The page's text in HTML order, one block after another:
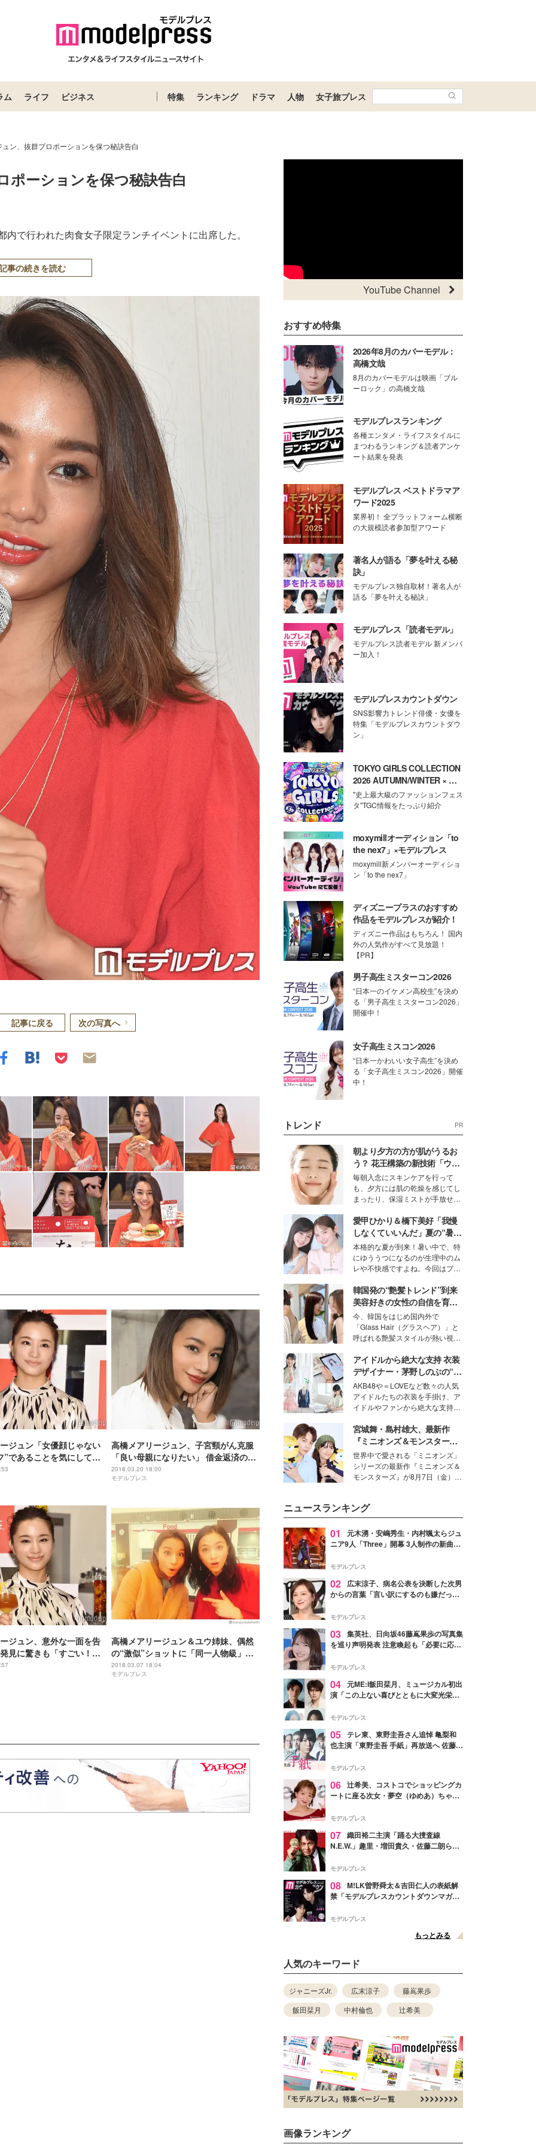
ム ライフ ビジネス 特集 ランキング ドラマ 人物 女子旅プレス
ン、抜群プロポーションを保つ秘訣告白
ポーションを保つ秘訣告白
で行われた肉食女子限定ランチイベントに出席した。
事の続きを読む
記事に戻る 次の写真へ
ジュン「女優顔じゃない
”であることを気にしてい
なった出会い語る
高橋メアリージュン、子宮頸がん克服
「良い母親になりたい」 借金返済のた
め今もお小遣い制…赤裸々告白に込め
た思いとは＜モデルプレスインタビュ
2018.03.20 18:00
モデルプレス
ジュン、意外な一面を告
見に驚きも「すごい！新
高橋メアリージュン＆ユウ姉妹、偶然
の“激似”ショットに「同一人物級」の
声
2018.03.07 18:04
モデルプレス
YouTube Channel
おすすめ特集
2026年8月のカバーモデル：
高橋文哉
8月のカバーモデルは映画「ブル
ーロック」の高橋文哉
モデルプレスランキング
各種エンタメ・ライフスタイルに
まつわるランキング＆読者アンケ
ート結果を発表
モデルプレス ベストドラマア
ワード2025
業界初！ 全プラットフォーム横断
の大規模読者参加型アワード
著名人が語る「夢を叶える秘
訣」
モデルプレス独自取材！著名人が
語る「夢を叶える秘訣」
モデルプレス「読者モデル」
モデルプレス読者モデル 新メンバ
ー加入！
モデルプレスカウントダウン
SNS影響力トレンド俳優・女優を
特集「モデルプレスカウントダウ
ン」
TOKYO GIRLS COLLECTION
2026 AUTUMN/WINTER × モ
デルプレス
"史上最大級のファッションフェス
タ"TGC情報をたっぷり紹介
moxymillオーディション「to
the nex7」×モデルプレス
moxymill新メンバーオーディショ
ン「to the nex7」
ディズニープラスのおすすめ
作品をモデルプレスが紹介！
ディズニー作品はもちろん！ 国内
外の人気作がすべて見放題！
【PR】
男子高生ミスターコン2026
“日本一のイケメン高校生”を決め
る「男子高生ミスターコン2026」
開催中！
女子高生ミスコン2026
“日本一かわいい女子高生”を決め
る「女子高生ミスコン2026」開催
中！
トレンド PR
朝より夕方の方が肌がうるお
う？ 花王構築の新技術「ウォ
ーターキャプチャリングスキ
ン（捕水肌）」がスキンケア
の常識を変える予感
毎朝入念にスキンケアを行って
も、夕方には肌の乾燥を感じてし
まったり、保湿ミストが手放せな
な美容の常識を大きく変える可能
性を秘めた、革新的な「Water
Capturing Skin（ウォーターキャ
プチャリングスキン：捕水肌）」
技術を、花王が構築した。
愛甲ひかり＆橋下美好「我慢
しなくていいんだ」夏の“暑さ
対策”の新しい選択肢とは？
本格的な夏が到来！暑い中で、特
にゆううつになるのが生理中のム
レや不快感ですよね。今回はプラ
モデル・愛甲ひかりさんと橋下美
好さんを迎えて本音で女子会トー
ク。猛暑のお出かけを快適に過ご
すヒントや、2人が感動した夏の
生理の新常識にも迫りました。
韓国発の“艶髪トレンド”到来
美容好きの女性の自信を育む
「ヘアケア事情」って？
今、韓国をはじめ国内外で
「Glass Hair（グラスヘア）」と
呼ばれる艶髪スタイルが熱い視線
ションの完成度を高めるベースと
して、“髪そのものの美しさ”に改
めて注目する人が増えている様
子。今回は、そんな憧れの艶やか
な髪を日常で叶える、美容好きの
女性たちのヘアケア事情を紹介し
ます。
アイドルから絶大な支持 衣装
デザイナー・茅野しのぶの“可
愛い”を作る美学＜「シチズン
クロスシー」インタビュー＞
AKB48や＝LOVEなど数々の人気
アイドルたちの衣装を手掛け、ア
イドルやファンから絶大な支持を
取締役兼クリエイティブディレク
ター・茅野しのぶ。一人ひとりの
個性に寄り添い、魅力を引き出す
衣装作りは、多くの女性たちに勇
気と自信を与え続けている。
宮城舞・島村雄大、最新作
『ミニオンズ＆モンスター
ズ』の魅力熱弁 ハチャメチャ
だけじゃない“友情と絆”に感
動
世界中で愛される「ミニオンズ」
シリーズの最新作『ミニオンズ＆
モンスターズ』が8月7日（金）に
デルの宮城舞と島村雄大の特別対
談をお届け！それぞれの視点か
ら、今作ならではの魅力や予想外
の感動をもたらす奥深いストーリ
た。
ニュースランキング
01
元木湧・安嶋秀生・内村颯太らジュ
ニア9人「Three」開幕 3人制作の新曲＆
進んで夢を掴みたい」【ゲネプロレポ】
モデルプレス
02
広末涼子、病名公表を決断した次男
からの言葉「言い訳にするのも嫌だっ
モデルプレス
03 集英社、日向坂46藤嶌果歩の写真集
を巡り声明発表 注意喚起も「必要に応じ
モデルプレス
04 元ME:I飯田栞月、ミュージカル初出
演「この上ない喜びとともに大変光栄」
ャスト発表
モデルプレス
05 テレ東、東野圭吾さん追悼 亀梨和
也主演「東野圭吾 手紙」再放送へ 佐藤隆
モデルプレス
06 辻希美、コストコでショッピングカ
ートに座る次女・夢空（ゆめあ）ちゃん
ぎ」「成長を感じる」の声
モデルプレス
07 織田裕二主演「踊る大捜査線
N.E.W.」趣里・増田貴久・佐藤二朗ら新
徴する“謎のキーワード”も
モデルプレス
08 M!LK曽野舜太＆吉田仁人の表紙解
禁「モデルプレスカウントダウンマガジ
モデルプレス
もっとみる
人気のキーワード
ジャニーズJr. 広末涼子
藤嶌果歩
飯田栞月
中村倫也 辻希美
画像ランキング